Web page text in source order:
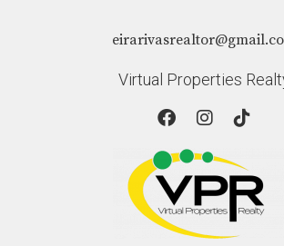
Virtual Properties